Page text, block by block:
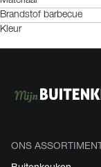
Brandstof barbecue
Kleur
ONS